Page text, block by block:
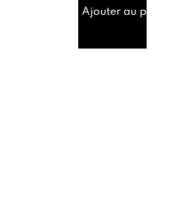
permet
d’absorber
des ong...
Ajouter au panier